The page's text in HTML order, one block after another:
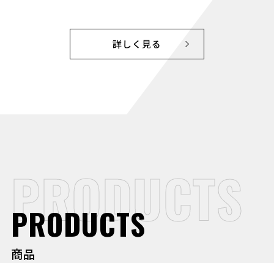
詳しく見る
PRODUCTS
商品
PRODUCTS